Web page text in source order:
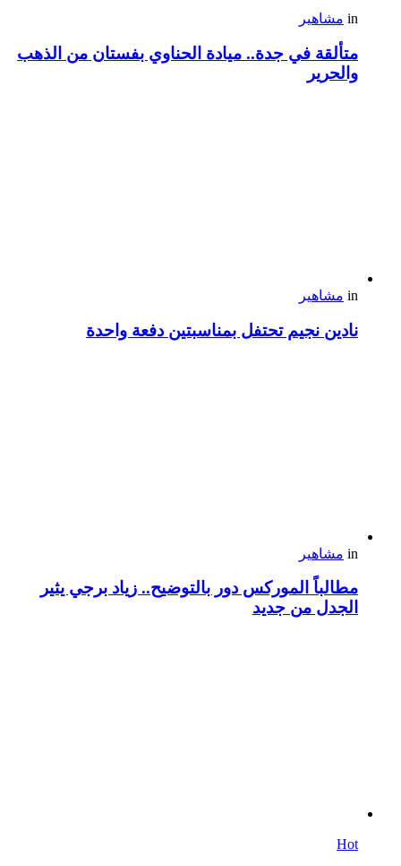
in مشاهير
متألقة في جدة.. ميادة الحناوي بفستان من الذهب
والحرير
in مشاهير
نادين نجيم تحتفل بمناسبتين دفعة واحدة
in مشاهير
مطالباً الموركس دور بالتوضيح.. زياد برجي يثير
الجدل من جديد
Hot